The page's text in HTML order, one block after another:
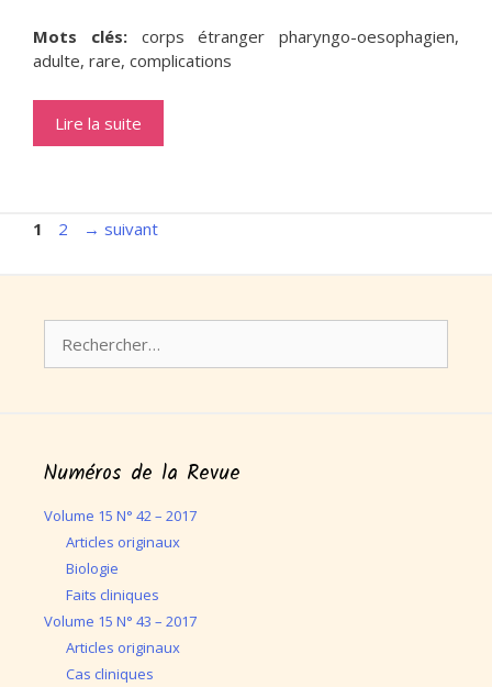
Mots clés:corps étranger pharyngo-oesophagien,
adulte, rare, complications
Lire la suite
Page
1 Page
2 → suivant
Numéros de la Revue
Volume 15 N° 42 – 2017
Articles originaux
Biologie
Faits cliniques
Volume 15 N° 43 – 2017
Articles originaux
Cas cliniques